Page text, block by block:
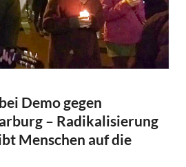
Demo gegen
– Radikalisierung
Menschen auf die